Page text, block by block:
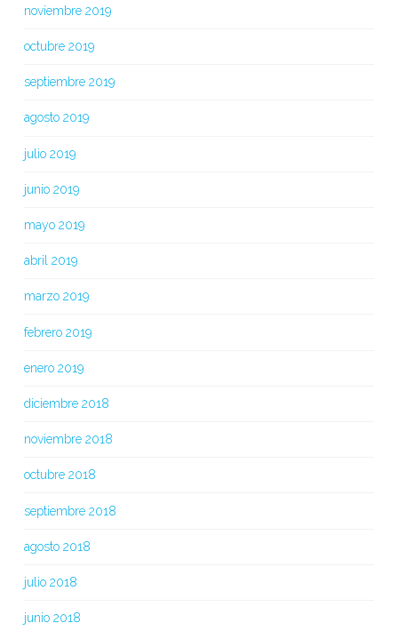
noviembre 2019
octubre 2019
septiembre 2019
agosto 2019
julio 2019
junio 2019
mayo 2019
abril 2019
marzo 2019
febrero 2019
enero 2019
diciembre 2018
noviembre 2018
octubre 2018
septiembre 2018
agosto 2018
julio 2018
junio 2018